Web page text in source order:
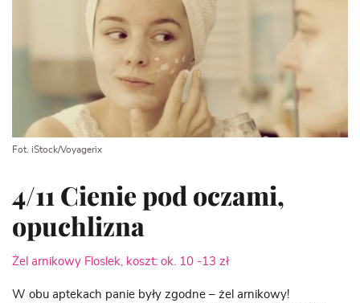
Fot. iStock/Voyagerix
4/11 Cienie pod oczami,
opuchlizna
Żel arnikowy Floslek, koszt: ok. 10 -13 zł
W obu aptekach panie były zgodne – żel arnikowy!